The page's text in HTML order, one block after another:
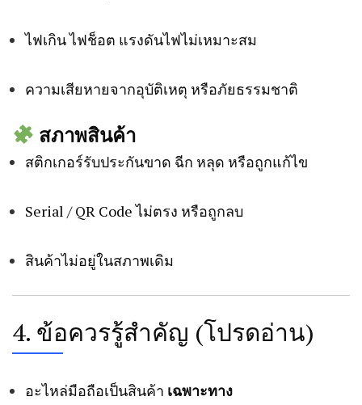
ไฟเกิน ไฟช็อต แรงดันไฟไม่เหมาะสม
ความเสียหายจากอุบัติเหตุ หรือภัยธรรมชาติ
สภาพสินค้า
สติกเกอร์รับประกันขาด ฉีก หลุด หรือถูกแก้ไข
Serial / QR Code ไม่ตรง หรือถูกลบ
สินค้าไม่อยู่ในสภาพเดิม
4. ข้อควรรู้สำคัญ (โปรดอ่าน)
อะไหล่มือถือเป็นสินค้า เฉพาะทาง